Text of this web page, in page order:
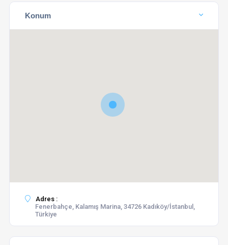
Konum
Adres :
Fenerbahçe, Kalamış Marina, 34726 Kadıköy/İstanbul,
Türkiye